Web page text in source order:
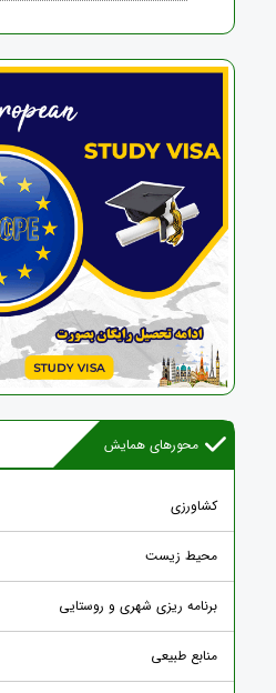
محورهای همایش
کشاورزی
محیط زیست
برنامه ریزی شهری و روستایی
منابع طبیعی